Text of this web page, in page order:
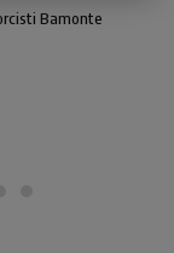
Bamonte